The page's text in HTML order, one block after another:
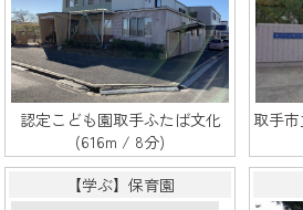
認定こども園取手ふたば文化
(616m / 8分)
取手
【学ぶ】保育園